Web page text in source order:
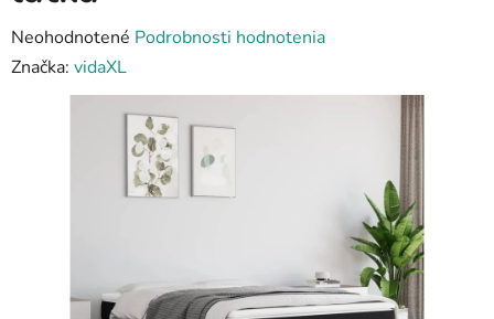
Priemerné
hodnotenie
produktu
Neohodnotené Podrobnosti hodnotenia
Značka: vidaXL